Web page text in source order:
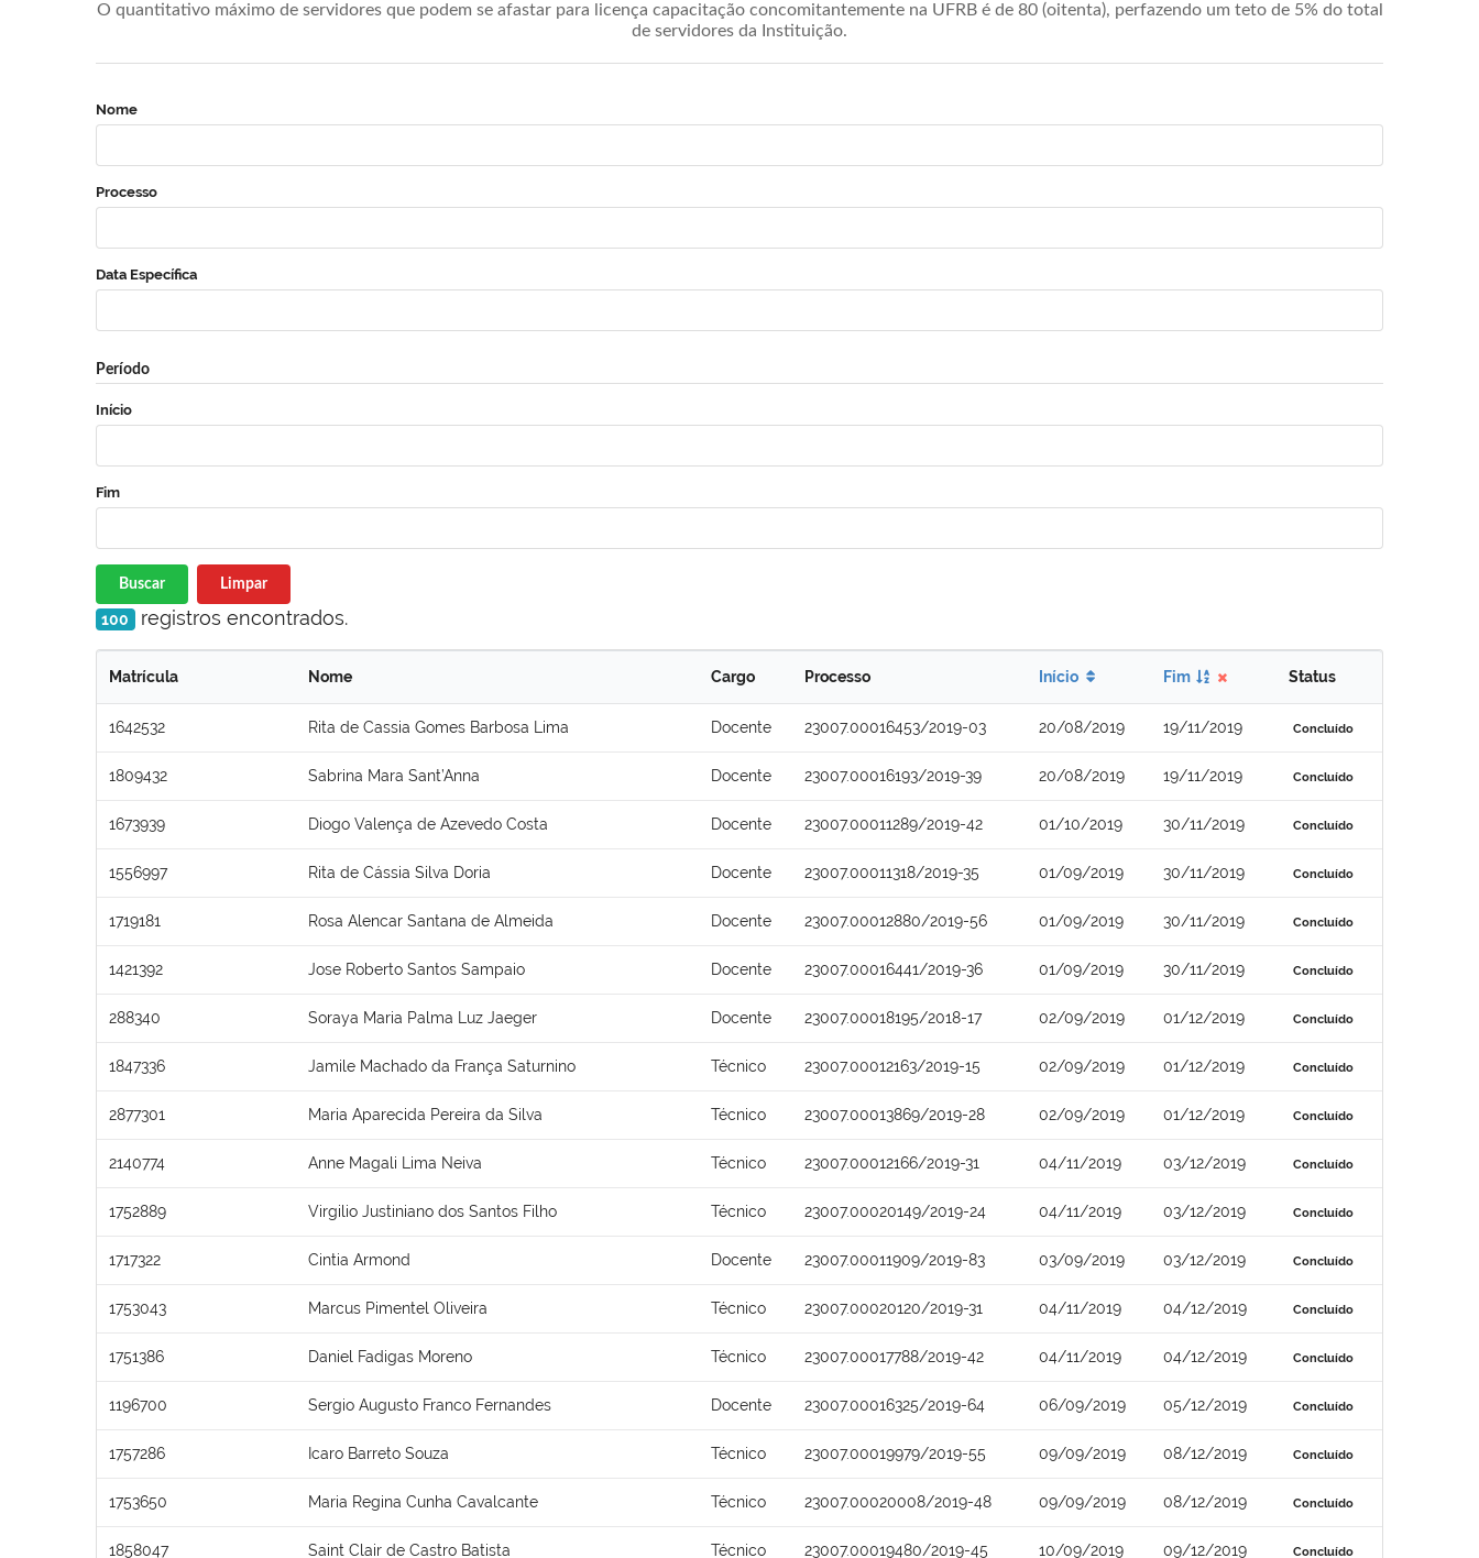
O quantitativo máximo de servidores que podem se afastar para licença capacitação concomitantemente na UFRB é de 80 (oitenta), perfazendo um teto de 5% do total
de servidores da Instituição.
Nome
Processo
Data Específica
Período
Início
Fim
Buscar Limpar
100 registros encontrados.
Matrícula Nome Cargo Processo Início Fim Status
1642532 Rita de Cassia Gomes Barbosa Lima Docente 23007.00016453/2019-03 20/08/2019 19/11/2019 Concluído
1809432 Sabrina Mara Sant’Anna Docente 23007.00016193/2019-39 20/08/2019 19/11/2019 Concluído
1673939 Diogo Valença de Azevedo Costa Docente 23007.00011289/2019-42 01/10/2019 30/11/2019 Concluído
1556997 Rita de Cássia Silva Doria Docente 23007.00011318/2019-35 01/09/2019 30/11/2019 Concluído
1719181 Rosa Alencar Santana de Almeida Docente 23007.00012880/2019-56 01/09/2019 30/11/2019 Concluído
1421392 Jose Roberto Santos Sampaio Docente 23007.00016441/2019-36 01/09/2019 30/11/2019 Concluído
288340 Soraya Maria Palma Luz Jaeger Docente 23007.00018195/2018-17 02/09/2019 01/12/2019 Concluído
1847336 Jamile Machado da França Saturnino Técnico 23007.00012163/2019-15 02/09/2019 01/12/2019 Concluído
2877301 Maria Aparecida Pereira da Silva Técnico 23007.00013869/2019-28 02/09/2019 01/12/2019 Concluído
2140774 Anne Magali Lima Neiva Técnico 23007.00012166/2019-31 04/11/2019 03/12/2019 Concluído
1752889 Virgilio Justiniano dos Santos Filho Técnico 23007.00020149/2019-24 04/11/2019 03/12/2019 Concluído
1717322 Cintia Armond Docente 23007.00011909/2019-83 03/09/2019 03/12/2019 Concluído
1753043 Marcus Pimentel Oliveira Técnico 23007.00020120/2019-31 04/11/2019 04/12/2019 Concluído
1751386 Daniel Fadigas Moreno Técnico 23007.00017788/2019-42 04/11/2019 04/12/2019 Concluído
1196700 Sergio Augusto Franco Fernandes Docente 23007.00016325/2019-64 06/09/2019 05/12/2019 Concluído
1757286 Icaro Barreto Souza Técnico 23007.00019979/2019-55 09/09/2019 08/12/2019 Concluído
1753650 Maria Regina Cunha Cavalcante Técnico 23007.00020008/2019-48 09/09/2019 08/12/2019 Concluído
1858047 Saint Clair de Castro Batista Técnico 23007.00019480/2019-45 10/09/2019 09/12/2019 Concluído